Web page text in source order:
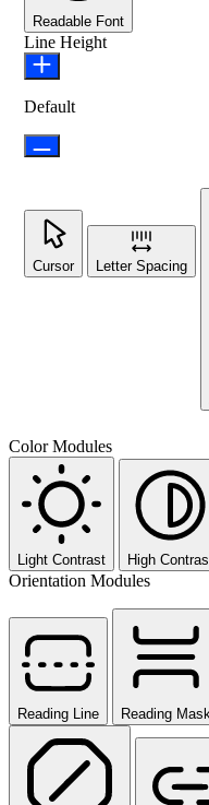
Readable Font
Line Height
Default
Cursor Letter Spacing
Color Modules
Light Contrast High
Orientation Modules
Reading Line Reading